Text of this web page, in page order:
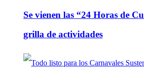
Se vienen las “24 Horas de
grilla de actividades